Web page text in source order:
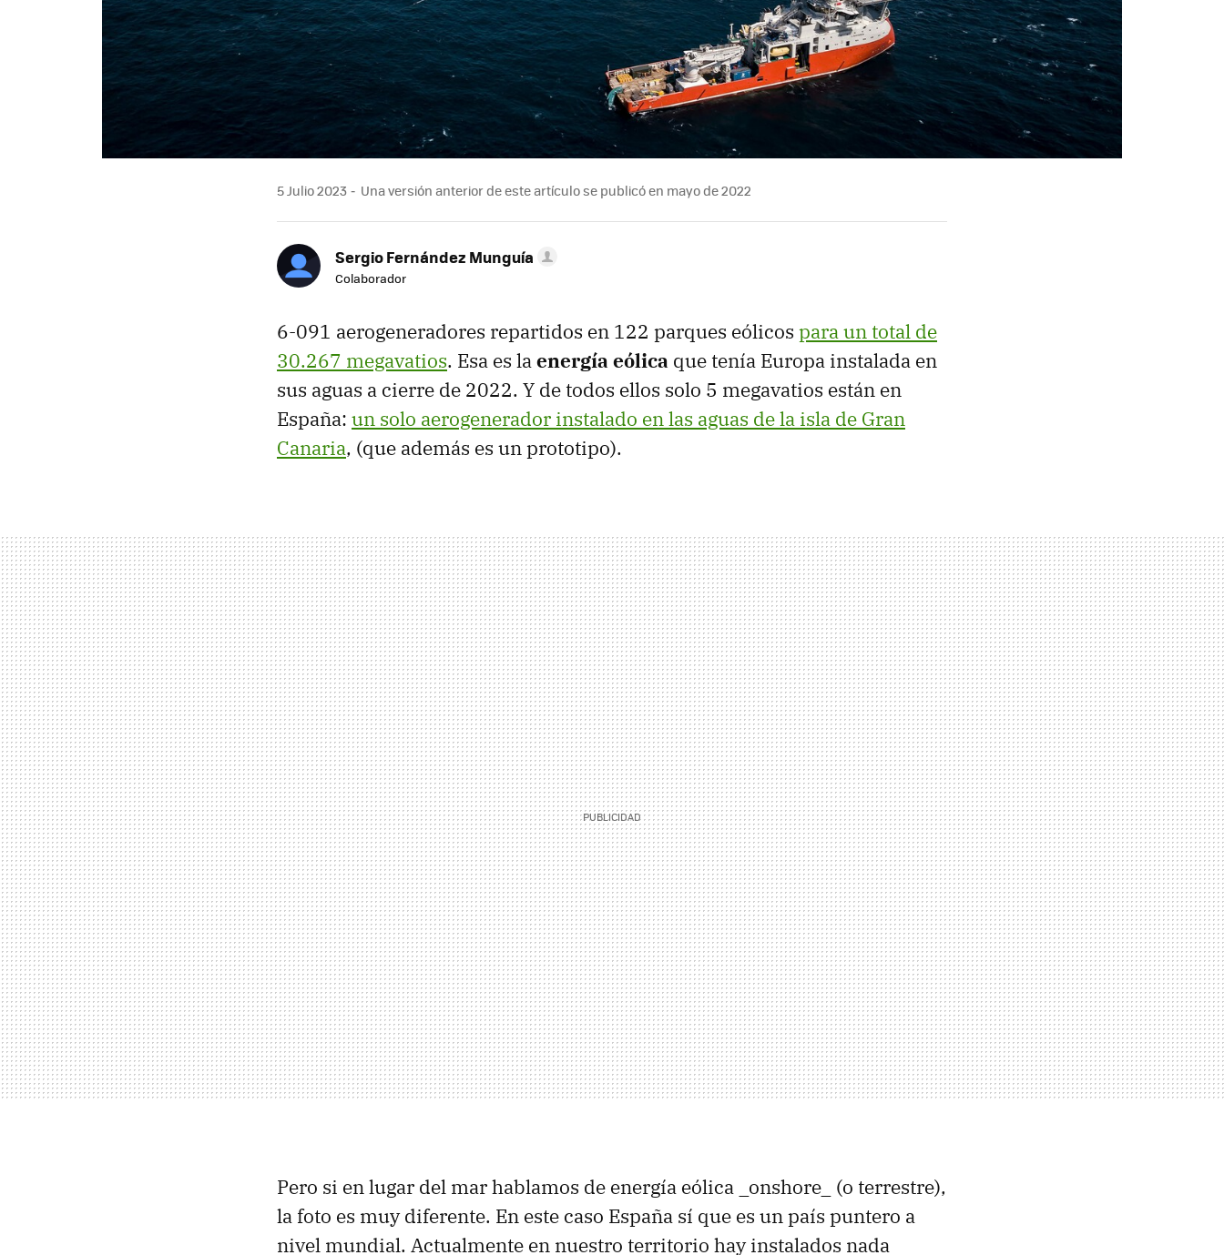
5 Julio 2023 Una versión anterior de este artículo se publicó en mayo de 2022
Sergio Fernández Munguía
Colaborador
6-091 aerogeneradores repartidos en 122 parques eólicos para un total de
30.267 megavatios. Esa es laenergía eólica que tenía Europa instalada en
sus aguas a cierre de 2022. Y de todos ellos solo 5 megavatios están en
España: un solo aerogenerador instalado en las aguas de la isla de Gran
Canaria, (que además es un prototipo).
Pero si en lugar del mar hablamos de energía eólica _onshore_ (o terrestre),
la foto es muy diferente. En este caso España sí que es un país puntero a
nivel mundial. Actualmente en nuestro territorio hay instalados nada